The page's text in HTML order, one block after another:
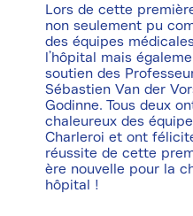
Lors de cette
non seulement pu
des équipes
l’hôpital mais
soutien des
Sébastien Van der
Godinne. Tous deux
chaleureux des
Charleroi et ont
réussite de cette
ère nouvelle pour la
hôpital !